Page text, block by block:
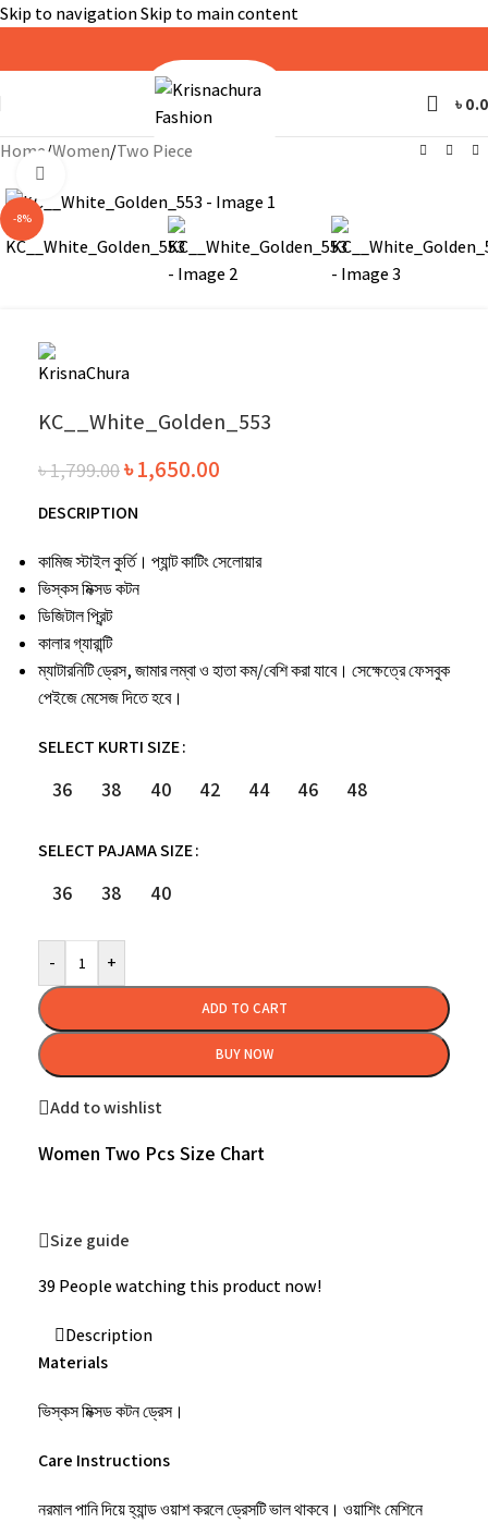
Skip to navigationSkip to main content
৳
Home/Women/Two Piece
-8%
KC__White_Golden_553
৳1,799.00৳1,650.00
DESCRIPTION
কামিজ স্টাইল কুর্তি। প্যান্ট কাটিং সেলোয়ার
ভিস্কস মিক্সড কটন
ডিজিটাল প্রিন্ট
কালার গ্যারান্টি
ম্যাটারনিটি ড্রেস, জামার লম্বা ও হাতা কম/বেশি করা যাবে। সেক্ষেত্রে ফেসবুক
পেইজে মেসেজ দিতে হবে।
SELECT KURTI SIZE
36 38 40 42 44 46 48
SELECT PAJAMA SIZE
36 38 40
- +
ADD TO CART
BUY NOW
Add to wishlist
Women Two Pcs Size Chart
Size guide
39People watching this product now!
Description
Materials
ভিস্কস মিক্সড কটন ড্রেস।
Care Instructions
নরমাল পানি দিয়ে হ্যান্ড ওয়াশ করলে ড্রেসটি ভাল থাকবে। ওয়াশিং মেশিনে